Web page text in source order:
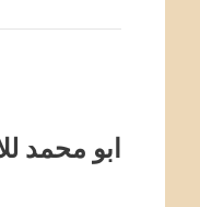
ابو محمد